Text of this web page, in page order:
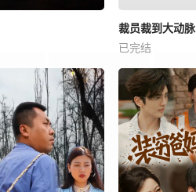
裁员裁到大动脉
已完结